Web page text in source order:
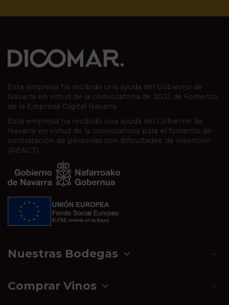
Esta empresa ha recibido una ayuda del Gobierno de
Navarra en virtud de la convocatoria de 2021 de Fomento
de la Empresa Digital Navarra.
Esta empresa ha recibido una ayuda del Gobierno de
Navarra en virtud de la convocatoria para el fomento de
contratación de personas con dificultades de inserción
(REACT).
Nuestras Bodegas
Comprar Vinos